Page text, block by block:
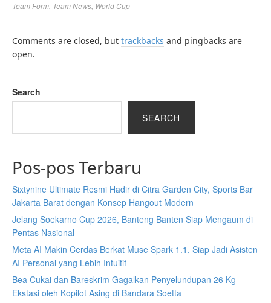
Team Form Team News World Cup
Comments are closed, but trackbacks and pingbacks are
open.
Search
SEARCH
Pos-pos Terbaru
Sixtynine Ultimate Resmi Hadir di Citra Garden City, Sports Bar
Jakarta Barat dengan Konsep Hangout Modern
Jelang Soekarno Cup 2026, Banteng Banten Siap Mengaum di
Pentas Nasional
Meta AI Makin Cerdas Berkat Muse Spark 1.1, Siap Jadi Asisten
AI Personal yang Lebih Intuitif
Bea Cukai dan Bareskrim Gagalkan Penyelundupan 26 Kg
Ekstasi oleh Kopilot Asing di Bandara Soetta